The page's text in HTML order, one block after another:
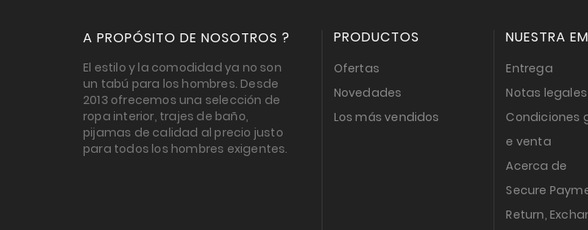
A PROPÓSITO DE NOSOTROS ?
El estilo y la comodidad ya no son
un tabú para los hombres. Desde
2013 ofrecemos una selección de
ropa interior, trajes de baño,
pijamas de calidad al precio justo
para todos los hombres exigentes.
PRODUCTOS
Ofertas
Novedades
Los más vendidos
NUESTRA
Entrega
Notas legales
Condiciones
e venta
Acerca de
Secure
Return,